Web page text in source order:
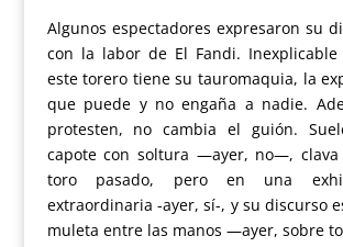
Algunos espectadores expresaron su
con la labor de El Fandi.
este torero tiene su tauromaquia, la
que puede y no engaña a nadie.
protesten, no cambia el guión.
capote con soltura —ayer, no—, clava
toro pasado, pero en una
extraordinaria -ayer, sí-, y su discurso
muleta entre las manos —ayer, sobre